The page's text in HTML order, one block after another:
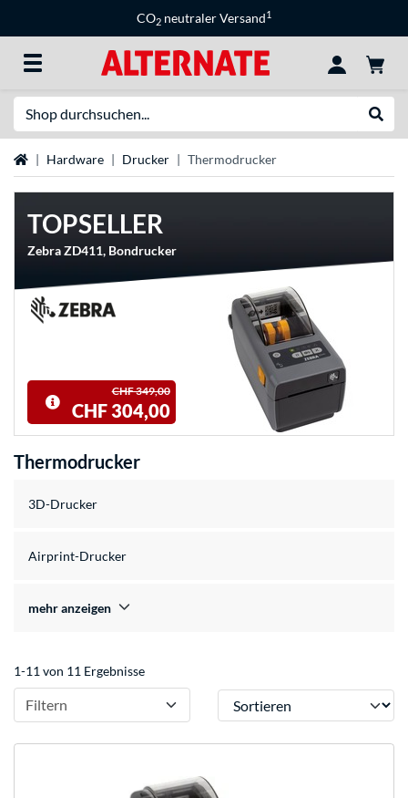
CO2 neutraler Versand1
StartseiteHardware Drucker Thermodrucker
TOPSELLER
Zebra ZD411, Bondrucker
CHF 349,00
CHF 304,00
Thermodrucker
3D-Drucker
Airprint-Drucker
mehr anzeigen
1-11 von 11 Ergebnisse
Filtern Sortieren